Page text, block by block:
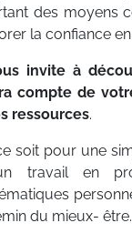
des moyens
la confiance
invite à
compte de
ressources.
soit pour une
travail en
du mieux- être.